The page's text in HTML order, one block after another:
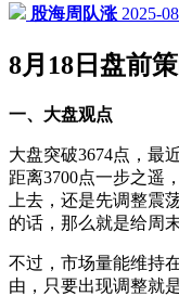
股海周队涨 2025-
8月18日盘前
一、大盘观点
大盘突破3674点，最
距离3700点一步之遥
上去，还是先调整震
的话，那么就是给周
不过，市场量能维持
由，只要出现调整就